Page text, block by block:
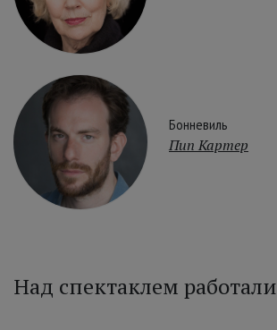
Бонневиль
Пип Картер
Над спектаклем работали